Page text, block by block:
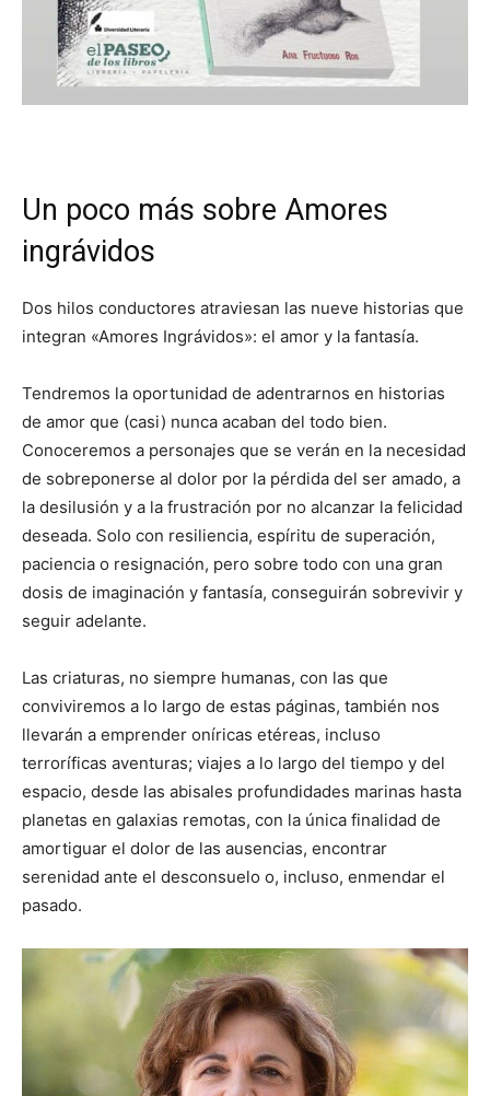
Un poco más sobre Amores
ingrávidos
Dos hilos conductores atraviesan las nueve historias que
integran «Amores Ingrávidos»: el amor y la fantasía.
Tendremos la oportunidad de adentrarnos en historias
de amor que (casi) nunca acaban del todo bien.
Conoceremos a personajes que se verán en la necesidad
de sobreponerse al dolor por la pérdida del ser amado, a
la desilusión y a la frustración por no alcanzar la felicidad
deseada. Solo con resiliencia, espíritu de superación,
paciencia o resignación, pero sobre todo con una gran
dosis de imaginación y fantasía, conseguirán sobrevivir y
seguir adelante.
Las criaturas, no siempre humanas, con las que
conviviremos a lo largo de estas páginas, también nos
llevarán a emprender oníricas etéreas, incluso
terroríficas aventuras; viajes a lo largo del tiempo y del
espacio, desde las abisales profundidades marinas hasta
planetas en galaxias remotas, con la única finalidad de
amortiguar el dolor de las ausencias, encontrar
serenidad ante el desconsuelo o, incluso, enmendar el
pasado.